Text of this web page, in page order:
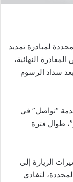
لمبادرة تمديد
النهائية،
1 صفر 1447هـ، وذلك بعد سداد الرسوم
“تواصل” في
طوال فترة
الزيارة إلى
لتفادي